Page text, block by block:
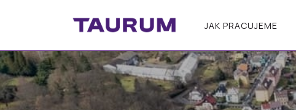
JAK PRACUJEME